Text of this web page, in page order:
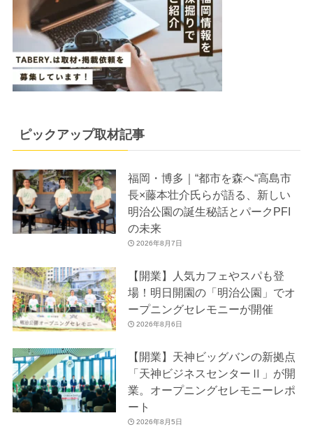
ピックアップ取材記事
福岡・博多｜“都市を森へ“高島市
長×藤本壮介氏らが語る、新しい
明治公園の誕生秘話とパークPFI
の未来
2026年8月7日
【開業】人気カフェやスパも登
場！明日開園の「明治公園」でオ
ープニングセレモニーが開催
2026年8月6日
【開業】天神ビッグバンの新拠点
「天神ビジネスセンターⅡ」が開
業。オープニングセレモニーレポ
ート
2026年8月5日